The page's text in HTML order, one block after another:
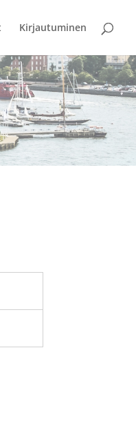
Kirjautuminen